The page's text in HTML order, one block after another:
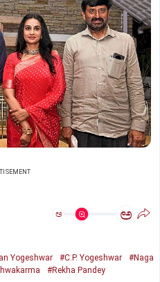
ಅ ಅ
Yogeshwar #C.P. Yogeshwar
#Naga
#Rekha Pandey